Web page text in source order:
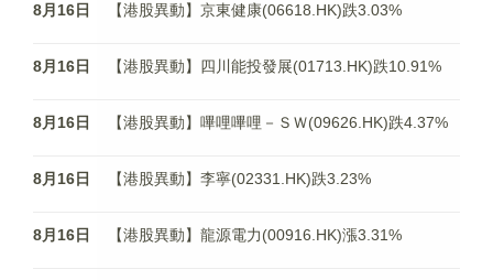
8月16日 【港股異動】京東健康(06618.HK)跌3.03%
8月16日 【港股異動】四川能投發展(01713.HK)跌10.91%
8月16日 【港股異動】嗶哩嗶哩－ＳＷ(09626.HK)跌4.37%
8月16日 【港股異動】李寧(02331.HK)跌3.23%
8月16日 【港股異動】龍源電力(00916.HK)漲3.31%